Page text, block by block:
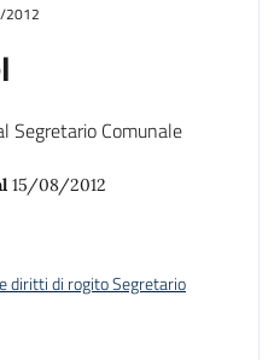
Segretario Comunale
15/08/2012
di rogito Segretario